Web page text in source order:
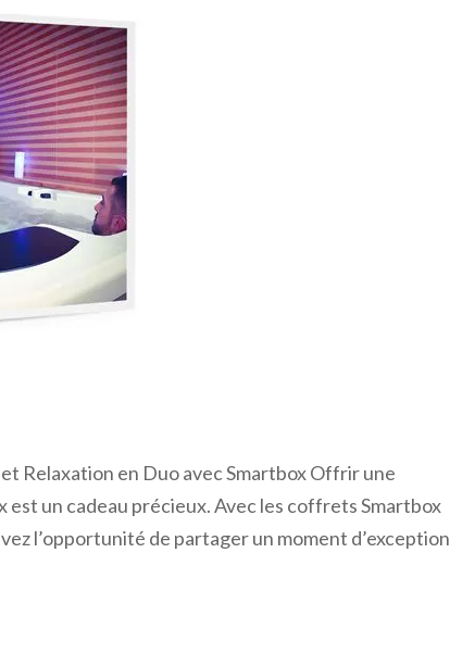
Relaxation en Duo avec Smartbox Offrir une
un cadeau précieux. Avec les coffrets Smartbox
l’opportunité de partager un moment d’exception